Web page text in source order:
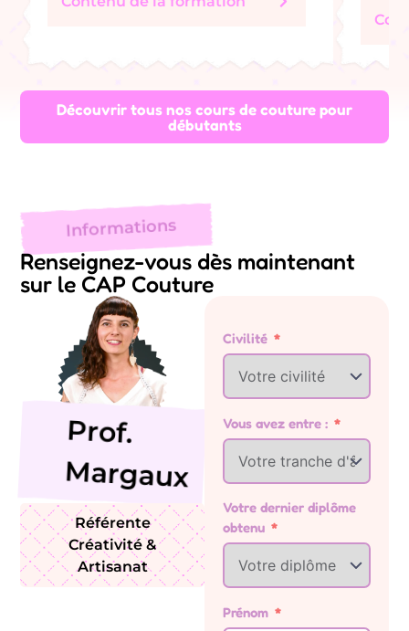
Découvrir tous nos cours de couture pour
débutants
Informations
Renseignez-vous dès maintenant
sur le CAP Couture
Prof.
Margaux
Référente
Créativité &
Artisanat
Civilité
Vous avez entre :
Votre dernier diplôme
obtenu
Prénom